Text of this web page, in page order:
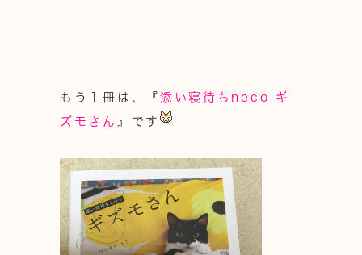
もう１冊は、『 添い寝待ちneco ギ
ズモさん 』です